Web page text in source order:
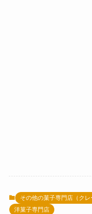
その他の菓子専門店（クレ
洋菓子専門店